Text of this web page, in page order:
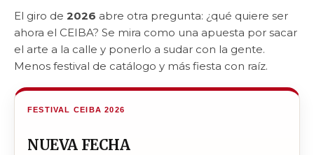
El giro de 2026 abre otra pregunta: ¿qué quiere ser
ahora el CEIBA? Se mira como una apuesta por sacar
el arte a la calle y ponerlo a sudar con la gente.
Menos festival de catálogo y más fiesta con raíz.
FESTIVAL CEIBA 2026
NUEVA FECHA